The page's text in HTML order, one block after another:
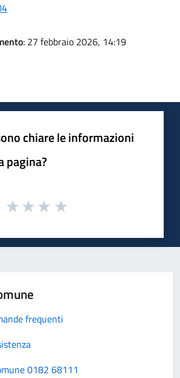
: 27 febbraio 2026, 14:19
chiare le informazioni
pagina?
frequenti
0182 68111